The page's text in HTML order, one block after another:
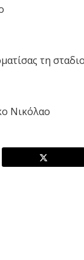
τη
Νικόλαο